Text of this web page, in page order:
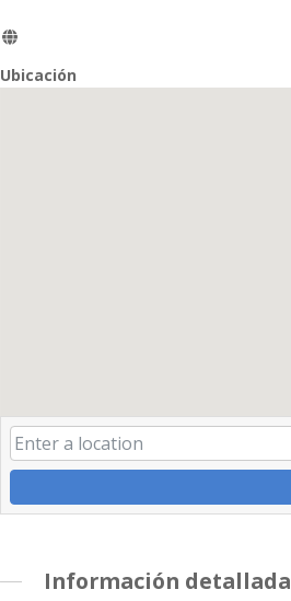
Ubicación
Información detallada